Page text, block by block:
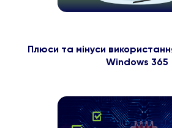
Плюси та мінуси
Windows 365